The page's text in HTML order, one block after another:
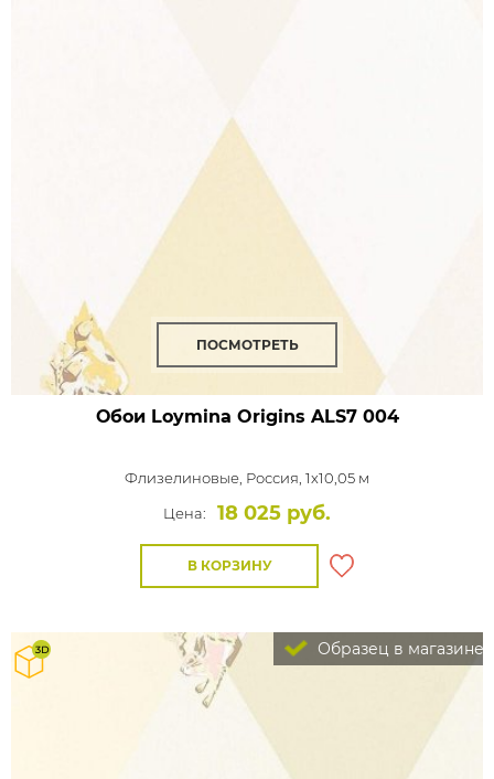
ПОСМОТРЕТЬ
Обои Loymina Origins ALS7 004
Флизелиновые, Россия, 1x10,05 м
Цена:
18 025 руб.
В КОРЗИНУ
Образец в магазине